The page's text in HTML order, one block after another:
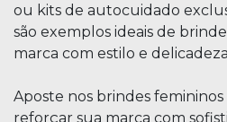
ou kits de autocuidado
são exemplos ideais de
marca com estilo e
Aposte nos brindes
reforçar sua marca com